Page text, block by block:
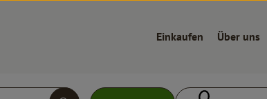
Einkaufen Über uns